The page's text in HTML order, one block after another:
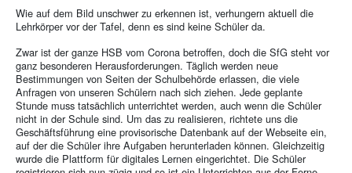
Wie auf dem Bild unschwer zu erkennen ist, verhungern aktuell die
Lehrkörper vor der Tafel, denn es sind keine Schüler da.
Zwar ist der ganze HSB vom Corona betroffen, doch die SfG steht vor
ganz besonderen Herausforderungen. Täglich werden neue
Bestimmungen von Seiten der Schulbehörde erlassen, die viele
Anfragen von unseren Schülern nach sich ziehen. Jede geplante
Stunde muss tatsächlich unterrichtet werden, auch wenn die Schüler
nicht in der Schule sind. Um das zu realisieren, richtete uns die
Geschäftsführung eine provisorische Datenbank auf der Webseite ein,
auf der die Schüler ihre Aufgaben herunterladen können. Gleichzeitig
wurde die Plattform für digitales Lernen eingerichtet. Die Schüler